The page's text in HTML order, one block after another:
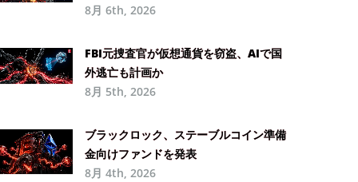
8月 6th, 2026
FBI元捜査官が仮想通貨を窃盗、AIで国
外逃亡も計画か
8月 5th, 2026
ブラックロック、ステーブルコイン準備
金向けファンドを発表
8月 4th, 2026